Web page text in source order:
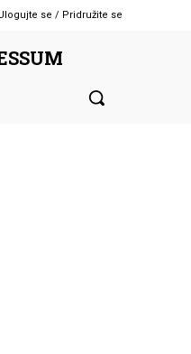
se / Pridružite se